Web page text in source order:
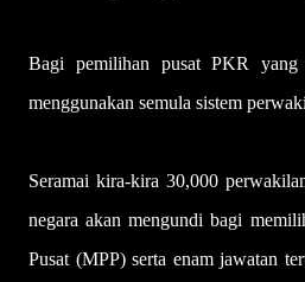
Bagi pemilihan pusat PKR
menggunakan semula sistem
Seramai kira-kira 30,000
negara akan mengundi bagi
Pusat (MPP) serta enam jawatan